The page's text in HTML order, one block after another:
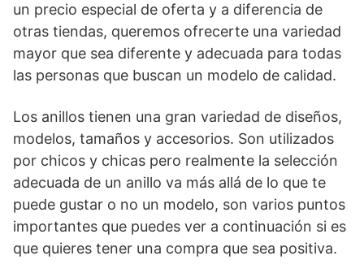
un precio especial de oferta y a diferencia de
otras tiendas, queremos ofrecerte una variedad
mayor que sea diferente y adecuada para todas
las personas que buscan un modelo de calidad.
Los anillos tienen una gran variedad de diseños,
modelos, tamaños y accesorios. Son utilizados
por chicos y chicas pero realmente la selección
adecuada de un anillo va más allá de lo que te
puede gustar o no un modelo, son varios puntos
importantes que puedes ver a continuación si es
que quieres tener una compra que sea positiva.